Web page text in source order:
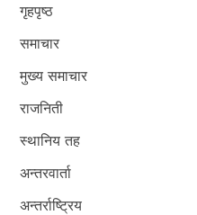
गृहपृष्ठ
समाचार
मुख्य समाचार
राजनिती
स्थानिय तह
अन्तरवार्ता
अन्तर्राष्ट्रिय